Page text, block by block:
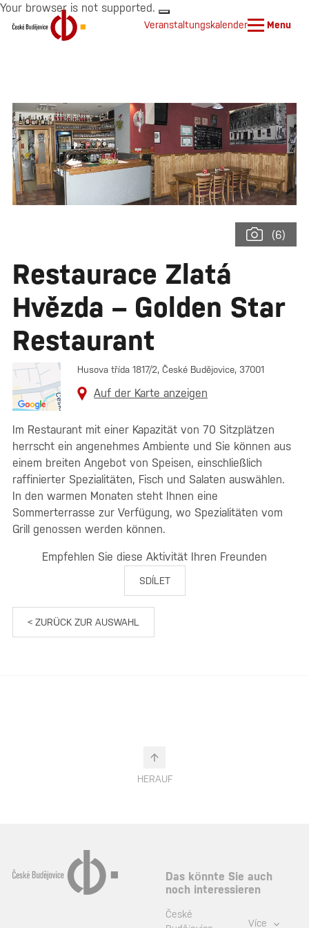
Your browser is not supported.
Veranstaltungskalender Menu
(6)
Restaurace Zlatá
Hvězda – Golden Star
Restaurant
Husova třída 1817/2, České Budějovice, 37001
Auf der Karte anzeigen
Im Restaurant mit einer Kapazität von 70 Sitzplätzen
herrscht ein angenehmes Ambiente und Sie können aus
einem breiten Angebot von Speisen, einschließlich
raffinierter Spezialitäten, Fisch und Salaten auswählen.
In den warmen Monaten steht Ihnen eine
Sommerterrasse zur Verfügung, wo Spezialitäten vom
Grill genossen werden können.
Empfehlen Sie diese Aktivität Ihren Freunden
SDÍLET
< ZURÜCK ZUR AUSWAHL
HERAUF
Das könnte Sie auch
noch interessieren
České
Více